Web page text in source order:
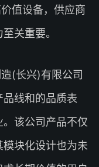
值设备，供应商
关重要。
(长兴)有限公司
线和的品质表
该公司产品不仅
块化设计也为未